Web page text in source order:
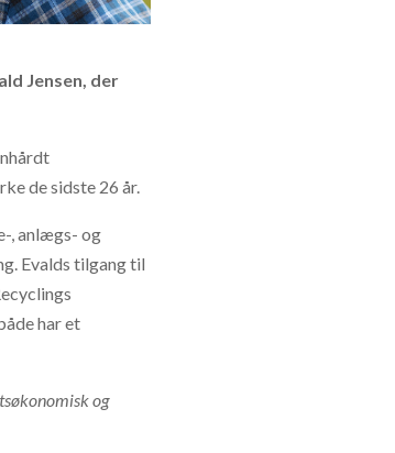
Jensen, der
de sidste 26 år.
, anlægs- og
Evalds tilgang til
har et
og